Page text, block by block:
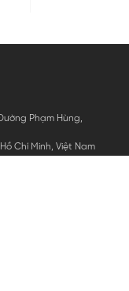
Phạm Hùng,
Chí Minh, Việt Nam